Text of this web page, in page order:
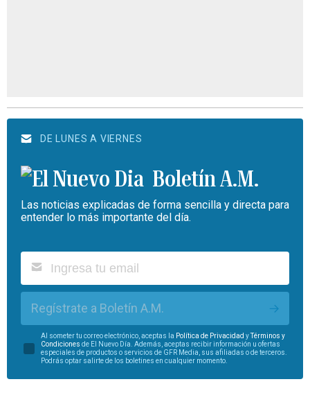
DE LUNES A VIERNES
Boletín A.M.
Las noticias explicadas de forma sencilla y directa para
entender lo más importante del día.
Regístrate a Boletín A.M.
Al someter tu correo electrónico, aceptas la Política de Privacidad y
Términos y
Condiciones de El Nuevo Día. Además, aceptas recibir información u ofertas
especiales de productos o servicios de GFR Media, sus afiliadas o de terceros.
Podrás optar salirte de los boletines en cualquier momento.